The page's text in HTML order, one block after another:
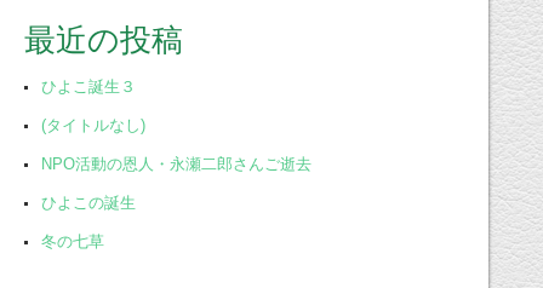
最近の投稿
ひよこ誕生３
(タイトルなし)
NPO活動の恩人・永瀬二郎さんご逝去
ひよこの誕生
冬の七草